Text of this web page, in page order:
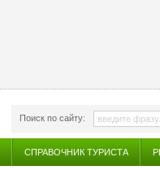
Поиск по сайту:
СПРАВОЧНИК ТУРИСТА